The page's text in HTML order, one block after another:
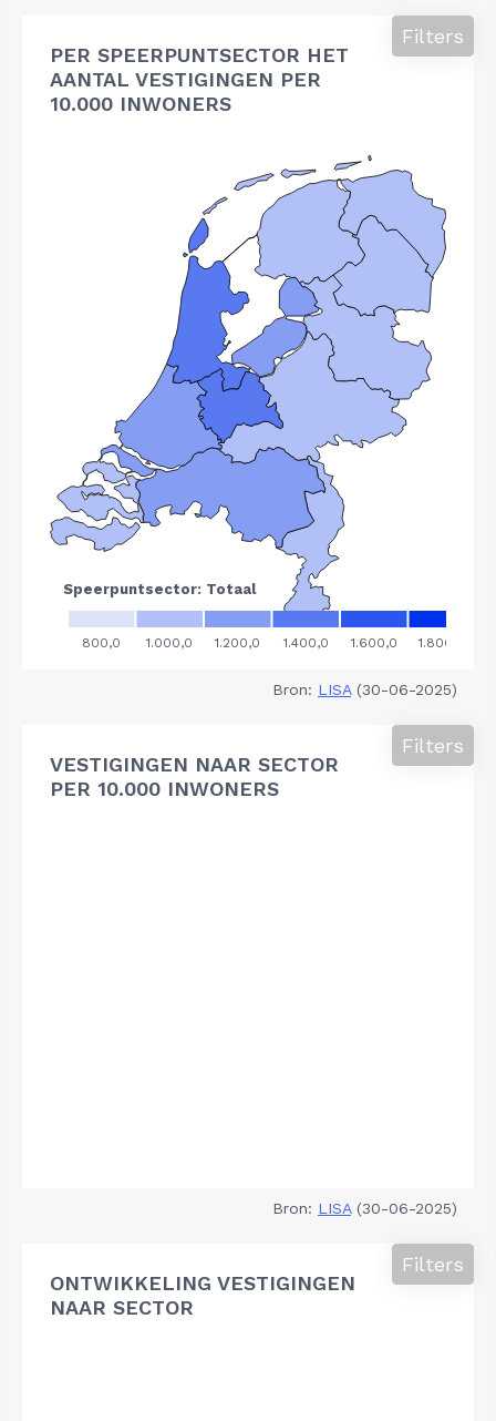
PER SPEERPUNTSECTOR HET
AANTAL VESTIGINGEN PER
10.000 INWONERS
Filters
Bron: LISA(30-06-2025)
VESTIGINGEN NAAR SECTOR
PER 10.000 INWONERS
Filters
Bron: LISA(30-06-2025)
ONTWIKKELING VESTIGINGEN
NAAR SECTOR
Filters